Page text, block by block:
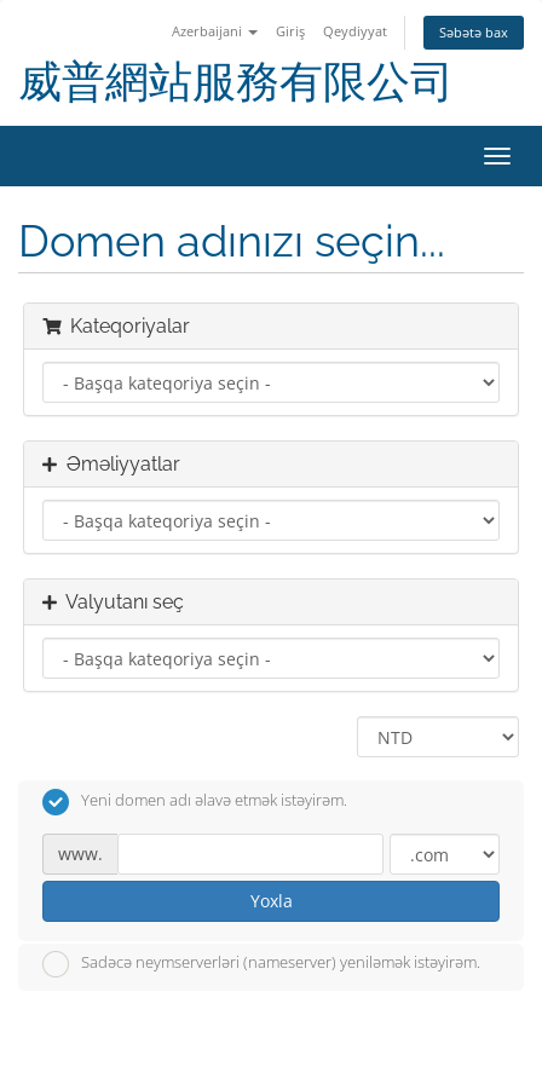
Azerbaijani Giriş Qeydiyyat Səbətə bax
威普網站服務有限公司
keçid
Domen adınızı seçin...
Kateqoriyalar
Əməliyyatlar
Valyutanı seç
Yeni domen adı əlavə etmək istəyirəm.
www.
Yoxla
Sadəcə neymserverləri (nameserver) yeniləmək istəyirəm.